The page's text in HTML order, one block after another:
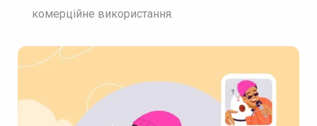
комерційне використання.